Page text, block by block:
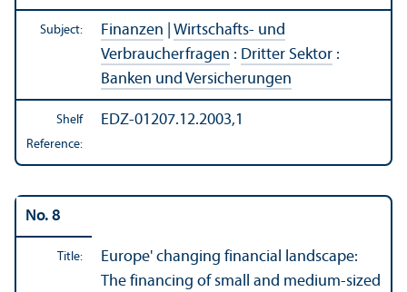
Subject: Finanzen
Wirtschafts- und
Verbraucherfragen : Dritter Sektor :
Banken und Versicherungen
Shelf
Reference:
EDZ-01207.12.2003,1
No. 8
Title:
Europe' changing financial landscape:
The financing of small and medium-sized